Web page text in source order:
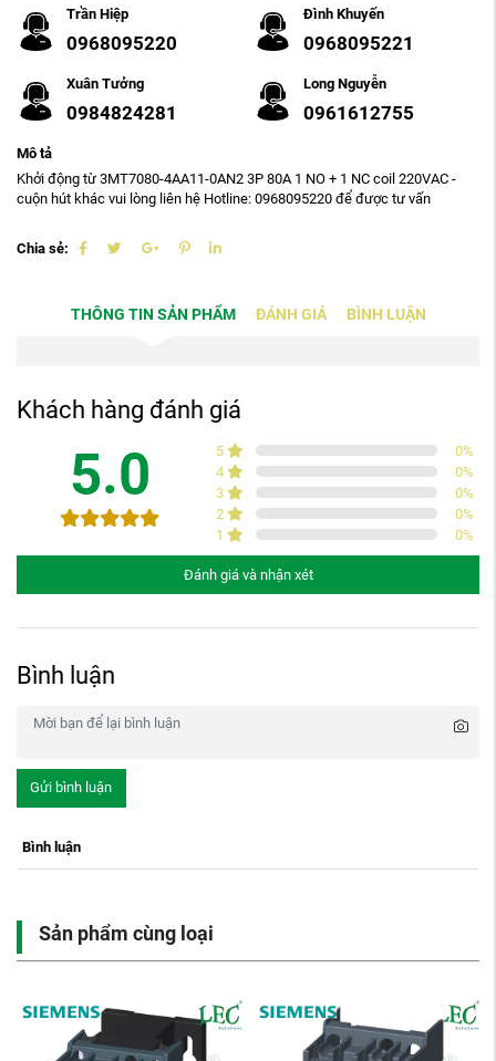
Trần Hiệp
0968095220
Đình Khuyến
0968095221
Xuân Tưởng
0984824281
Long Nguyễn
0961612755
Mô tả
Khởi động từ 3MT7080-4AA11-0AN2 3P 80A 1 NO + 1 NC coil 220VAC -
cuộn hút khác vui lòng liên hệ Hotline: 0968095220 để được tư vấn
Chia sẻ:
THÔNG TIN SẢN PHẨM ĐÁNH GIÁ BÌNH LUẬN
Khách hàng đánh giá
5.0 5 0%
4
0%
3
0%
2
0%
1
0%
Đánh giá và nhận xét
Bình luận
Gửi bình luận
Bình luận
Sản phẩm cùng loại